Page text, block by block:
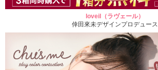
loveil（ラヴェール）
倖田來未デザインプロデュース